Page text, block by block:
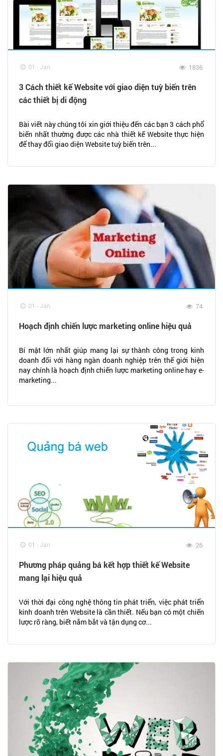
01 - Jan 1836
3 Cách thiết kế Website với giao diện tuỳ biến trên
các thiết bị di động
Bài viết này chúng tôi xin giới thiệu đến các bạn 3 cách phổ
biến nhất thường được các nhà thiết kế Website thực hiện
để thay đổi giao diện Website tuỳ biến trên...
01 - Jan 74
Hoạch định chiến lược marketing online hiệu quả
Bí mật lớn nhất giúp mang lại sự thành công trong kinh
doanh đối với hàng ngàn doanh nghiệp trên thế giới hiện
nay chính là hoạch định chiến lược marketing online hay e-
marketing...
01 - Jan 26
Phương pháp quảng bá kết hợp thiết kế Website
mang lại hiệu quả
Với thời đại công nghệ thông tin phát triển, việc phát triển
kinh doanh trên Website là cần thiết. Nếu bạn có một chiến
lược rõ ràng, biết nắm bắt và tận dụng cơ...